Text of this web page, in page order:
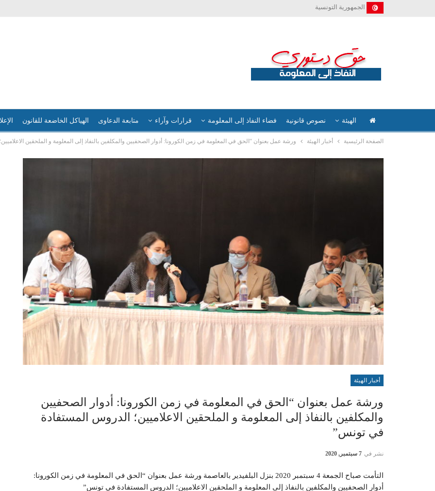
الجمهورية التونسية
الهيئة نصوص قانونية فضاء النفاذ إلى المعلومة قرارات وآراء متابعة الدعاوى الهياكل الخاضعة للقانون
الصفحة الرئيسية أخبار الهيئة ورشة عمل بعنوان “الحق في المعلومة في زمن الكورونا: أدوار الصحفيين والمكلفين بالنفاذ إلى المعلومة و الملحقين
أخبار الهيئة
ورشة عمل بعنوان “الحق في المعلومة في زمن الكورونا: أدوار الصحفيين
والمكلفين بالنفاذ إلى المعلومة و الملحقين الاعلاميين؛ الدروس المستفادة
في تونس”
نشر في 7 سبتمبر, 2020
التأمت صباح الجمعة 4 سبتمبر 2020 بنزل البلفيدير بالعاصمة ورشة عمل بعنوان “الحق في المعلومة في زمن الكورونا:
أدوار الصحفيين والمكلفين بالنفاذ إلى المعلومة و الملحقين الاعلاميين؛ الدروس المستفادة في تونس”